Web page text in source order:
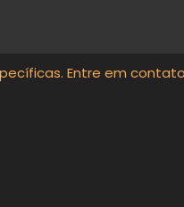
Entre em